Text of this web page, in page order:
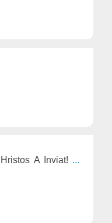
A Inviat! ...